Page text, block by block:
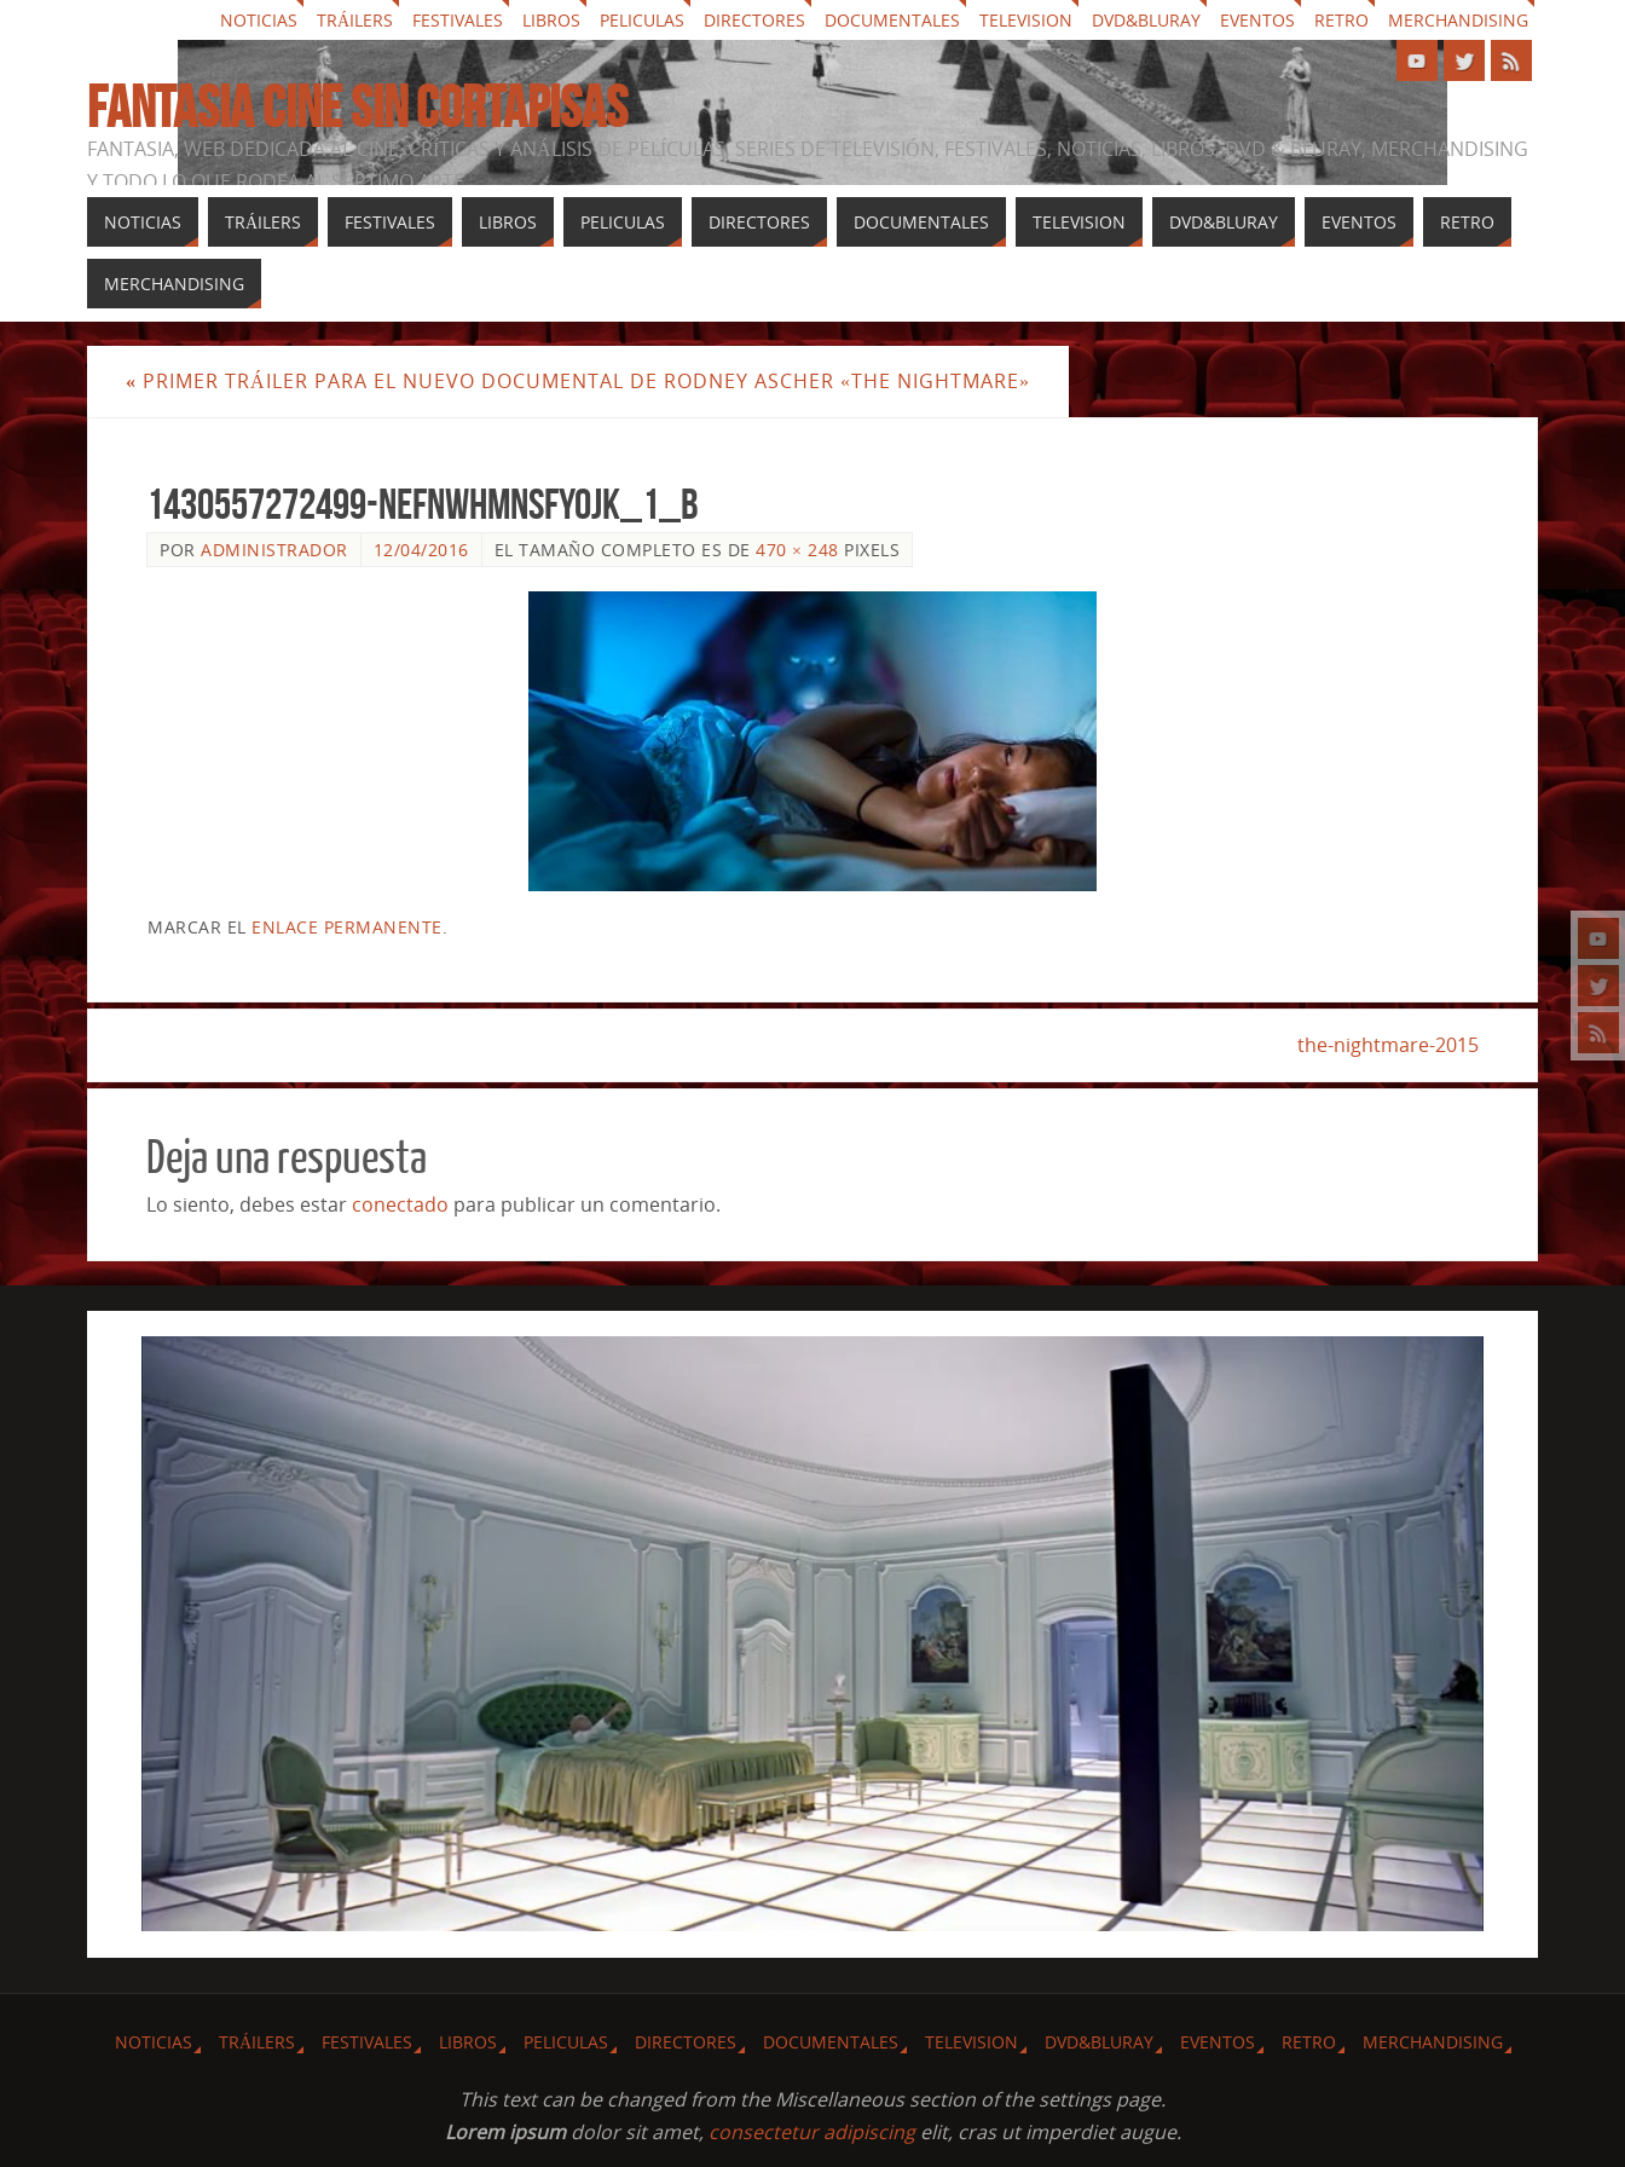
NOTICIAS TRÁILERS FESTIVALES LIBROS PELICULAS DIRECTORES DOCUMENTALES TELEVISION DVD&BLURAY EVENTOS RETRO MERCHANDISING
FANTASIA CINE SIN CORTAPISAS
FANTASIA, WEB DEDICADA AL CINE, CRÍTICAS Y ANÁLISIS DE PELÍCULAS, SERIES DE TELEVISIÓN, FESTIVALES, NOTICIAS, LIBROS, DVD & BLURAY, MERCHANDISING
Y TODO LO QUE RODEA AL SÉPTIMO ARTE
NOTICIAS TRÁILERS FESTIVALES LIBROS PELICULAS DIRECTORES DOCUMENTALES TELEVISION DVD&BLURAY EVENTOS RETRO
MERCHANDISING
« PRIMER TRÁILER PARA EL NUEVO DOCUMENTAL DE RODNEY ASCHER «THE NIGHTMARE»
1430557272499-NEFNwhMnsFYoJK_1_b
POR ADMINISTRADOR 12/04/2016 EL TAMAÑO COMPLETO ES DE 470 × 248 PIXELS
MARCAR EL ENLACE PERMANENTE
the-nightmare-2015
Deja una respuesta
Lo siento, debes estar conectado para publicar un comentario.
NOTICIAS TRÁILERS FESTIVALES LIBROS PELICULAS DIRECTORES DOCUMENTALES TELEVISION DVD&BLURAY EVENTOS RETRO MERCHANDISING
This text can be changed from the Miscellaneous section of the settings page.
Lorem ipsumdolor sit amet, consectetur adipiscingelit, cras ut imperdiet augue.